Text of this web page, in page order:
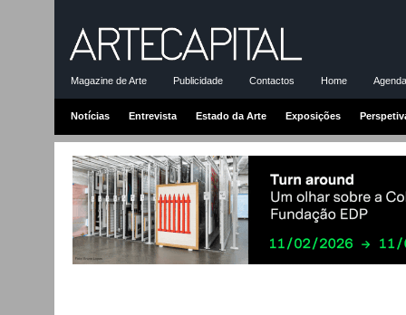
Magazine de Arte Publicidade Contactos Home
Notícias Entrevista Estado da Arte Exposições